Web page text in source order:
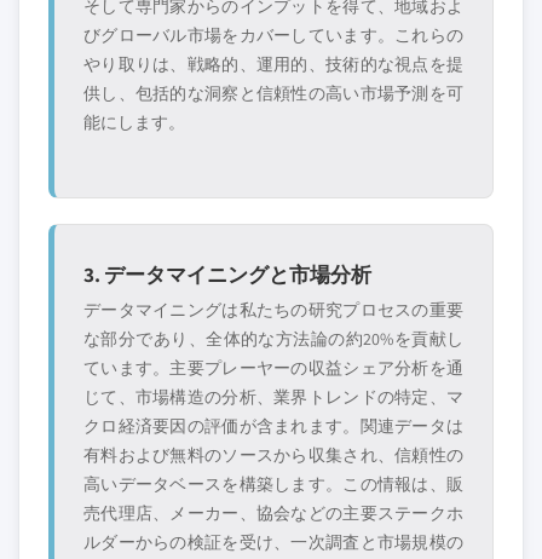
そして専門家からのインプットを得て、地域およ
びグローバル市場をカバーしています。これらの
やり取りは、戦略的、運用的、技術的な視点を提
供し、包括的な洞察と信頼性の高い市場予測を可
能にします。
3. データマイニングと市場分析
データマイニングは私たちの研究プロセスの重要
な部分であり、全体的な方法論の約20%を貢献し
ています。主要プレーヤーの収益シェア分析を通
じて、市場構造の分析、業界トレンドの特定、マ
クロ経済要因の評価が含まれます。関連データは
有料および無料のソースから収集され、信頼性の
高いデータベースを構築します。この情報は、販
売代理店、メーカー、協会などの主要ステークホ
ルダーからの検証を受け、一次調査と市場規模の